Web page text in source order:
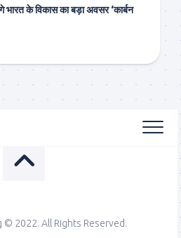
भारत के विकास का बड़ा अवसर ‘कार्बन
© 2022. All Rights Reserved.